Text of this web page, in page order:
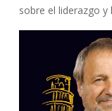
sobre el liderazgo